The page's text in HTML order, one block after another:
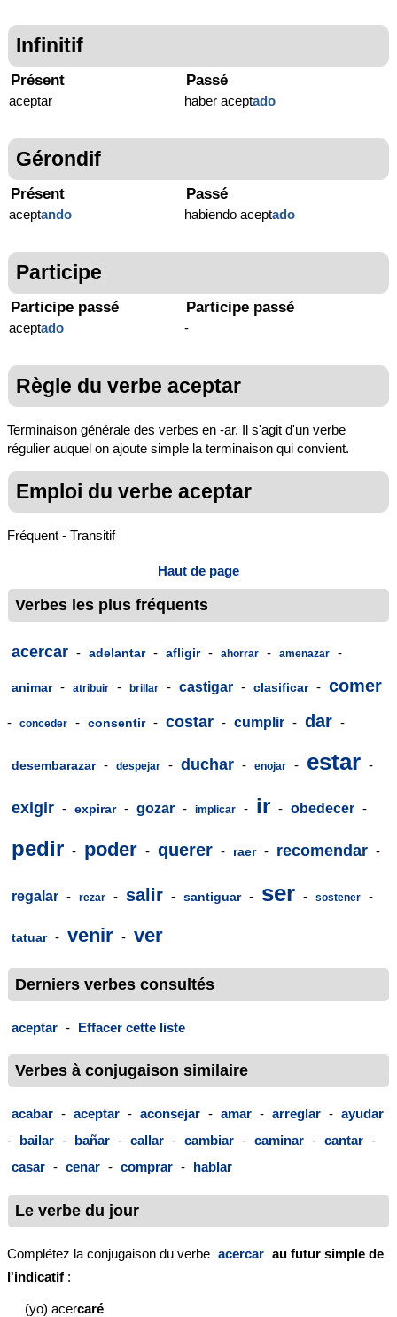
Infinitif
Présent
aceptar
Passé
haber aceptado
Gérondif
Présent
aceptando
Passé
habiendo aceptado
Participe
Participe passé
aceptado
Participe passé
-
Règle du verbe aceptar
Terminaison générale des verbes en -ar. Il s'agit d'un verbe
régulier auquel on ajoute simple la terminaison qui convient.
Emploi du verbe aceptar
Fréquent - Transitif
Haut de page
Verbes les plus fréquents
acercar - adelantar - afligir - ahorrar - amenazar -
animar - atribuir - brillar - castigar - clasificar - comer
- conceder - consentir - costar - cumplir - dar -
desembarazar - despejar - duchar - enojar - estar -
exigir - expirar - gozar - implicar - ir - obedecer -
pedir - poder - querer - raer - recomendar -
regalar - rezar - salir - santiguar - ser - sostener -
tatuar - venir - ver
Derniers verbes consultés
aceptar - Effacer cette liste
Verbes à conjugaison similaire
acabar - aceptar - aconsejar - amar - arreglar - ayudar
- bailar - bañar - callar - cambiar - caminar - cantar -
casar - cenar - comprar - hablar
Le verbe du jour
Complétez la conjugaison du verbe acercar au futur simple de
l'indicatif :
(yo) acercaré